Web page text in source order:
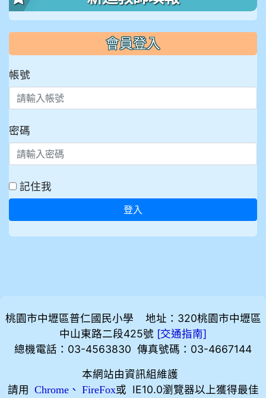
會員登入
帳號
密碼
記住我
登入
桃園市中壢區普仁國民小學 地址：320桃園市中壢區
中山東路二段425號 [交通指南]
總機電話：03-4563830 傳真號碼：03-4667144
本網站由資訊組維護
請用
Chrome、 FireFox或 IE10.0瀏覽器以上獲得最佳